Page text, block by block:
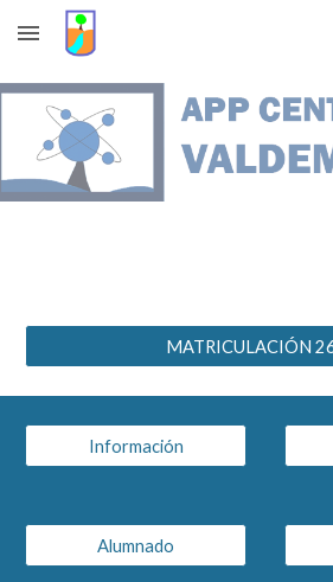
Skip to main content
MATRICULACIÓN
Información
Alumnado